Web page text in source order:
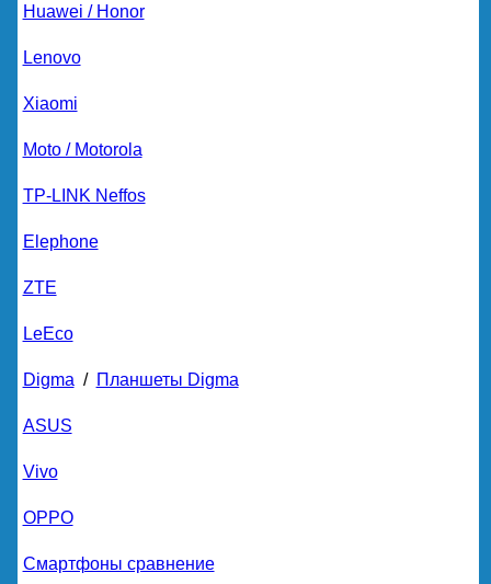
Huawei / Honor
Lenovo
Xiaomi
Moto / Motorola
TP-LINK Neffos
Elephone
ZTE
LeEco
Digma / Планшеты Digma
ASUS
Vivo
OPPO
Смартфоны сравнение